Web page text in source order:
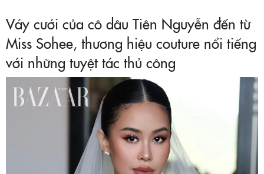
Váy cưới của cô dâu Tiên Nguyễn đến từ
Miss Sohee, thương hiệu couture nổi tiếng
với những tuyệt tác thủ công